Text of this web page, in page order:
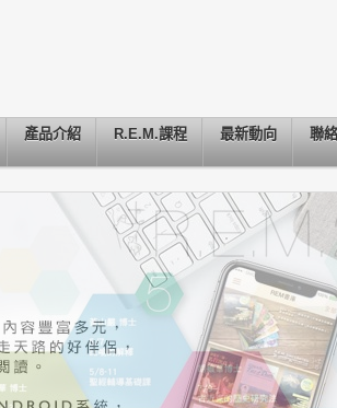
產品介紹 R.E.M.課程 最新動向 聯